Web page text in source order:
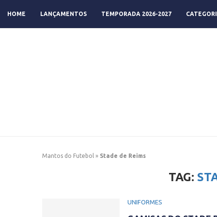
HOME LANÇAMENTOS TEMPORADA 2026-2027
Mantos do Futebol » Stade de Reims
TAG:
UNIFORMES